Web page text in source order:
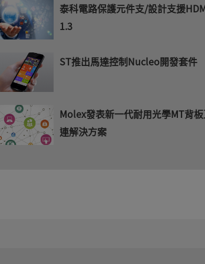
泰科電路保護元件支/設計支援
1.3
ST推出馬達控制Nucleo開發套件
Molex發表新一代耐用光學MT背
連解決方案